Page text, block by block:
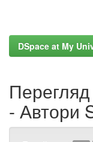
DSpace at My
- Автори